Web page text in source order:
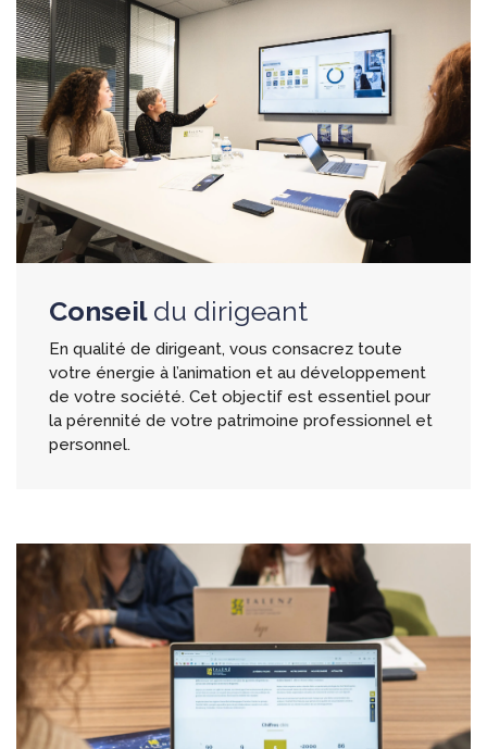
Conseil du dirigeant
En qualité de dirigeant, vous consacrez toute
votre énergie à l’animation et au développement
de votre société. Cet objectif est essentiel pour
la pérennité de votre patrimoine professionnel et
personnel.